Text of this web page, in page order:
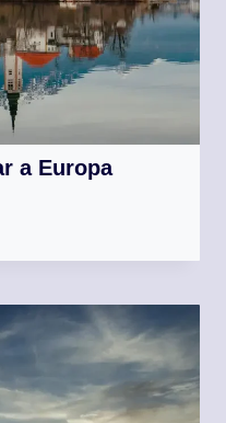
a Europa